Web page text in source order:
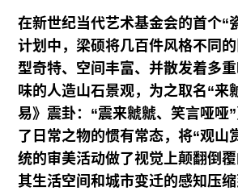
关注我们
在新世纪当代艺术基金会的首个“
计划中，梁硕将几百件风格不同
型奇特、空间丰富、并散发着多
味的人造山石景观，为之取名“来
易》震卦：“震来虩虩、笑言哑哑
了日常之物的惯有常态，将“观山
统的审美活动做了视觉上颠翻倒
其生活空间和城市变迁的感知压